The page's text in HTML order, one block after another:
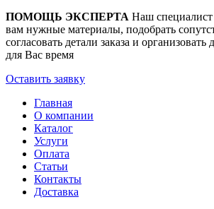
ПОМОЩЬ ЭКСПЕРТА Наш
вам нужные материалы, подобрать
согласовать детали заказа и организовать
для Вас время
Оставить заявку
Главная
О компании
Каталог
Услуги
Оплата
Статьи
Контакты
Доставка